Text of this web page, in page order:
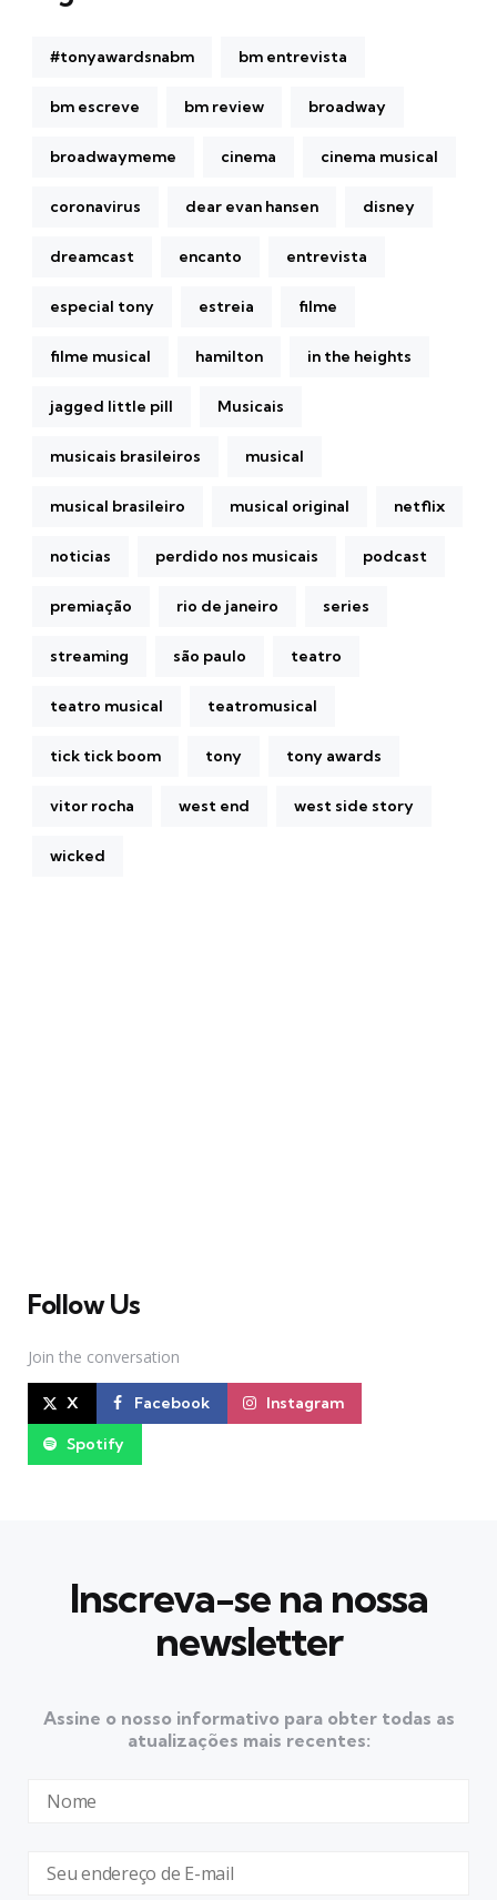
#tonyawardsnabm bm entrevista
bm escreve bm review broadway
broadwaymeme cinema cinema musical
coronavirus dear evan hansen disney
dreamcast encanto entrevista
especial tony estreia filme
filme musical hamilton in the heights
jagged little pill Musicais
musicais brasileiros musical
musical brasileiro musical original netflix
noticias perdido nos musicais podcast
premiação rio de janeiro series
streaming são paulo teatro
teatro musical teatromusical
tick tick boom tony tony awards
vitor rocha west end west side story
wicked
Follow Us
Join the conversation
X Facebook Instagram
Spotify
Inscreva-se na nossa
newsletter
Assine o nosso informativo para obter todas as
atualizações mais recentes: